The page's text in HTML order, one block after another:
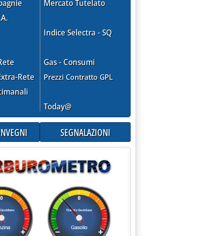
SE NE DISCUTE A ROMA IL 6-7 FEBBRAIO...'
Rete
Mercato Tutelato
Indice Selectra - SQ
Gas - Consumi
Prezzi Contratto GPL
Today@
SEGNALAZIONI